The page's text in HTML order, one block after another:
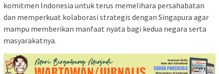
komitmen Indonesia untuk terus memelihara persahabatan
dan memperkuat kolaborasi strategis dengan Singapura agar
mampu memberikan manfaat nyata bagi kedua negara serta
masyarakatnya.